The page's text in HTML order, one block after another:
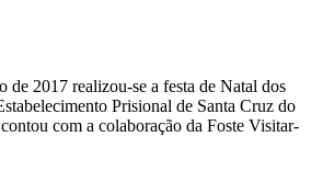
de 2017 realizou-se a festa de Natal dos
Prisional de Santa Cruz do
com a colaboração da Foste Visitar-